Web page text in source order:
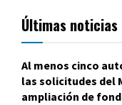
Últimas noticias
Al menos cinco
las solicitudes del
ampliación de